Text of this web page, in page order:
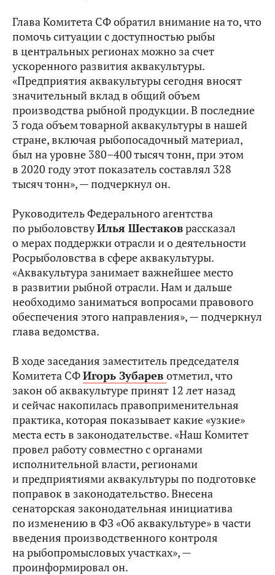
Глава Комитета СФ обратил внимание на то, что
помочь ситуации с доступностью рыбы
в центральных регионах можно за счет
ускоренного развития аквакультуры.
«Предприятия аквакультуры сегодня вносят
значительный вклад в общий объем
производства рыбной продукции. В последние
3 года объем товарной аквакультуры в нашей
стране, включая рыбопосадочный материал,
был на уровне 380–400 тысяч тонн, при этом
в 2020 году этот показатель составлял 328
тысяч тонн», — подчеркнул он.
Руководитель Федерального агентства
по рыболовствуИлья Шестаковрассказал
о мерах поддержки отрасли и о деятельности
Росрыболовства в сфере аквакультуры.
«Аквакультура занимает важнейшее место
в развитии рыбной отрасли. Нам и дальше
необходимо заниматься вопросами правового
обеспечения этого направления», — подчеркнул
глава ведомства.
В ходе заседания заместитель председателя
Комитета СФИгорь Зубарев отметил, что
закон об аквакультуре принят 12 лет назад
и сейчас накопилась правоприменительная
практика, которая показывает какие «узкие»
места есть в законодательстве. «Наш Комитет
провел работу совместно с органами
исполнительной власти, регионами
и предприятиями аквакультуры по подготовке
поправок в законодательство. Внесена
сенаторская законодательная инициатива
по изменению в ФЗ «Об аквакультуре» в части
введения производственного контроля
на рыбопромысловых участках», —
проинформировал он.